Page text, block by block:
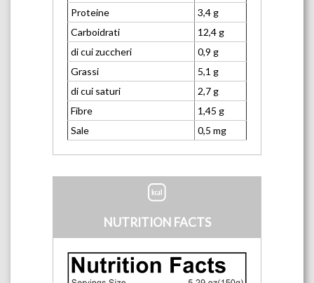
Proteine
3,4 g
Carboidrati
12,4 g
di cui zuccheri
0,9 g
Grassi
5,1 g
di cui saturi
2,7 g
Fibre
1,45 g
Sale
0,5 mg
NUTRITION FACTS